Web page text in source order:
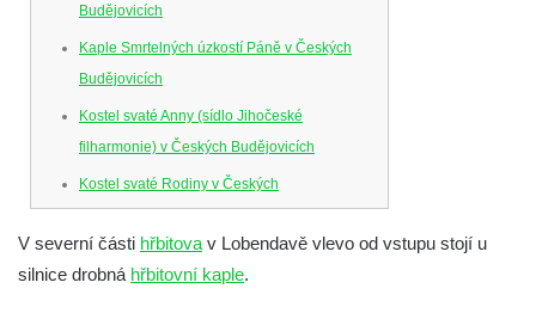
Budějovicích
Kaple Smrtelných úzkostí Páně v Českých
Budějovicích
Kostel svaté Anny (sídlo Jihočeské
filharmonie) v Českých Budějovicích
Kostel svaté Rodiny v Českých
Budějovicích
Kostel Obětování Panny Marie u kláštera
dominikánů v Českých Budějovicích
V severní části hřbitova v Lobendavě vlevo od vstupu stojí u
silnice drobná hřbitovní kaple.